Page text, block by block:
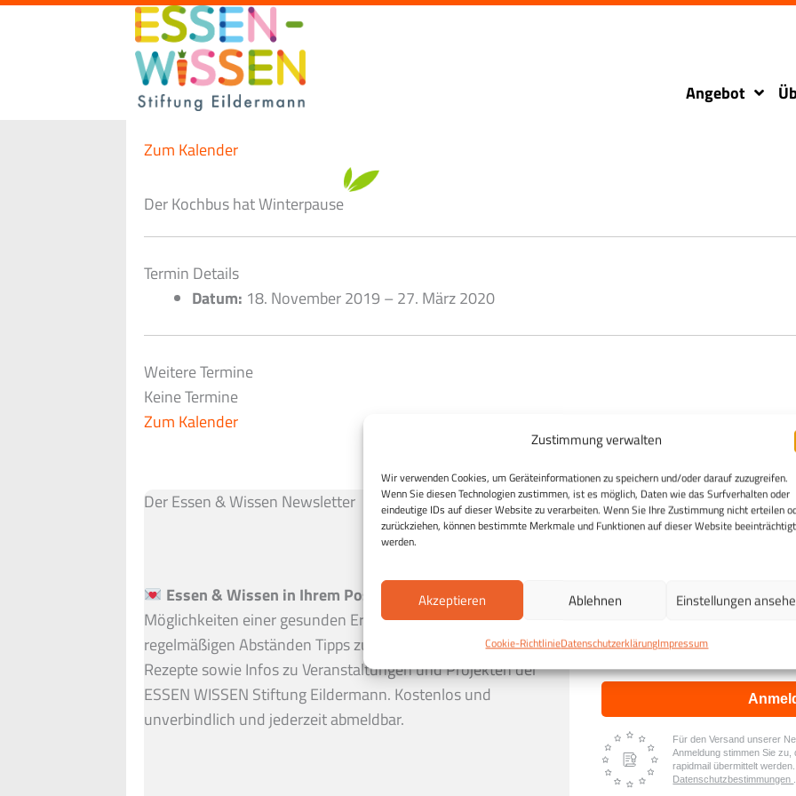
Zustimmung verwalten
Wir verwenden Cookies, um Geräteinformationen zu speichern und/oder darauf zuzugreifen.
Wenn Sie diesen Technologien zustimmen, ist es möglich, Daten wie das Surfverhalten oder
eindeutige IDs auf dieser Website zu verarbeiten. Wenn Sie Ihre Zustimmung nicht erteilen
zurückziehen, können bestimmte Merkmale und Funktionen auf dieser Website beeinträchtigt
werden.
Akzeptieren Ablehnen Einstellungen
Cookie-RichtlinieDatenschutzerklärungImpressum
Zum
Angebot
Zum Kalender
Der Kochbus hat Winterpause
Termin Details
Datum: 18. November 2019 – 27. März 2020
Weitere Termine
Keine Termine
Zum Kalender
Der Essen & Wissen Newsletter
Essen & Wissen in Ihrem Postfach:
Entdecken Sie die
Möglichkeiten einer gesunden Ernährung und erhalten Sie in
regelmäßigen Abständen Tipps zu einer gesunden Ernährung,
Rezepte sowie Infos zu Veranstaltungen und Projekten der
ESSEN WISSEN Stiftung Eildermann. Kostenlos und
unverbindlich und jederzeit abmeldbar.
Ich stimme zu, dass
Daten genutzt werden,
erhalten, und weiß, dass
Für den Versand unserer
Anmeldung stimmen Sie
rapidmail übermittelt
Datenschutzbestimmungen